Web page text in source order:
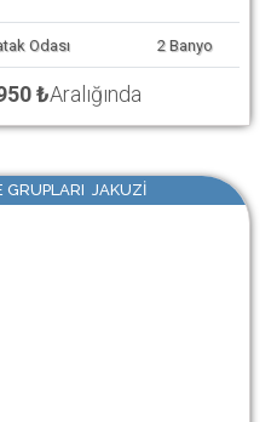
Odası 2 Banyo
₺Aralığında
GRUPLARI JAKUZİ